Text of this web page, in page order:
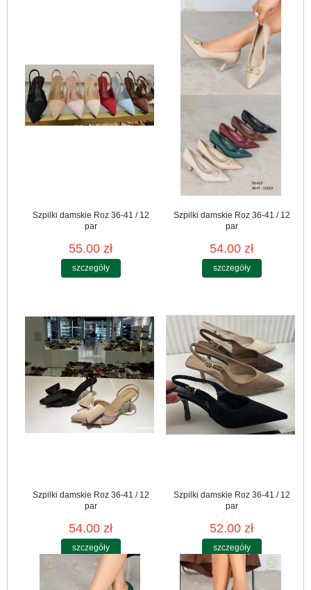
Szpilki damskie Roz 36-41 / 12
par
55.00 zł
szczegóły
Szpilki damskie Roz 36-41 / 12
par
54.00 zł
szczegóły
Szpilki damskie Roz 36-41 / 12
par
54.00 zł
szczegóły
Szpilki damskie Roz 36-41 / 12
par
52.00 zł
szczegóły